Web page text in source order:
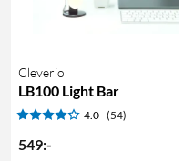
Cleverio
LB100 Light Bar
4.0 (54)
549:-